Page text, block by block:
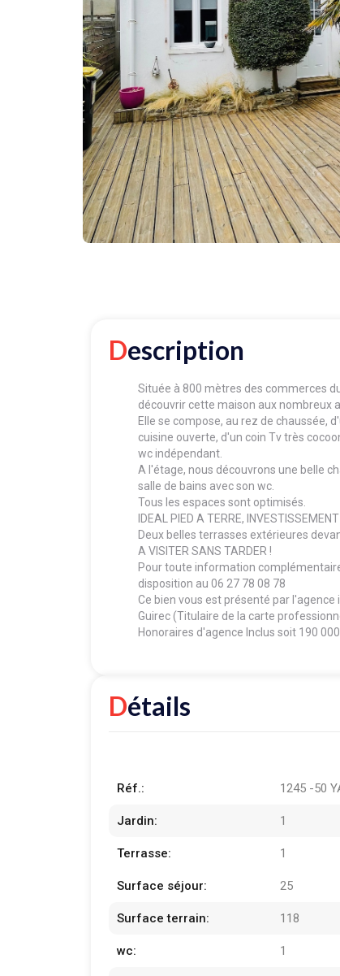
Description
Située à 800 mètres des commerces
découvrir cette maison aux nombreux
Elle se compose, au rez de chaussée,
cuisine ouverte, d'un coin Tv très
wc indépendant.
A l'étage, nous découvrons une belle
salle de bains avec son wc.
Tous les espaces sont optimisés.
IDEAL PIED A TERRE,
Deux belles terrasses extérieures
A VISITER SANS TARDER !
Pour toute information
disposition au 06 27 78 08 78
Ce bien vous est présenté par l'agence
Guirec (Titulaire de la carte
Honoraires d'agence Inclus soit 190
Détails
Réf.: 1245 -50
Jardin: 1
Terrasse: 1
Surface séjour: 25
Surface terrain: 118
wc: 1